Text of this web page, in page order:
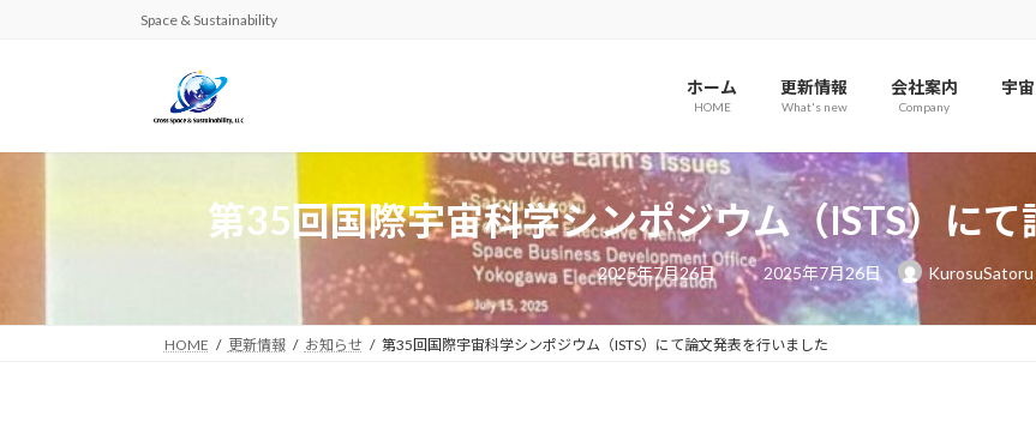
へ
ョ
Space & Sustainability
ホーム
HOME
更新情報
What's new
会社案内
Company
宇
第35回国際宇宙科学シンポジウム（ISTS）に
2025年7月26日
最
終
更
新
日
時
2025年7月26日 KurosuSatoru
HOME 更新情報 お知らせ 第35回国際宇宙科学シンポジウム（ISTS）にて論文発表を行いました